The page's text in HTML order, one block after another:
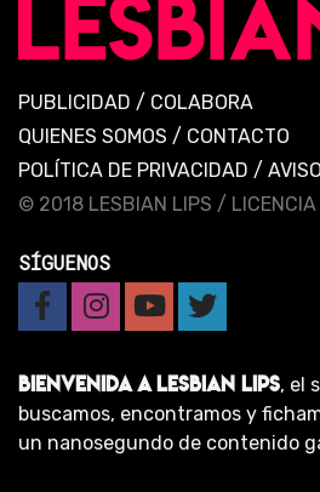
PUBLICIDAD / COLABORA
QUIENES SOMOS / CONTACTO
POLÍTICA DE PRIVACIDAD /
© 2018 LESBIAN LIPS /
SÍGUENOS
BIENVENIDA A LESBIAN LIPS, el
buscamos, encontramos y
un nanosegundo de contenido